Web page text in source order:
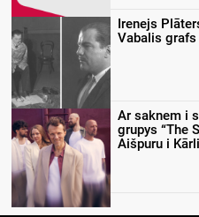
Irenejs
Vabalis grafs
Ar saknem i
grupys “The
Aišpuru i